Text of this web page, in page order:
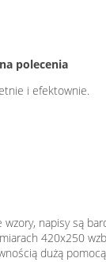
polecenia
i efektownie.
napisy są
420x250
dużą